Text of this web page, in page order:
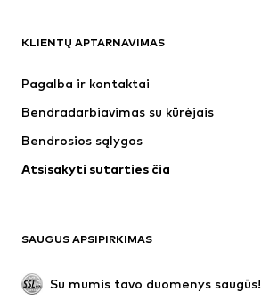
Striukės
Maudymosi drabužiai
Proginiai
BATAI
Naujienos
KLIENTŲ APTARNAVIMAS
Pagalba ir kontaktai
Bendradarbiavimas su kūrėjais
Bendrosios sąlygos
Atsisakyti sutarties čia
SAUGUS APSIPIRKIMAS
Su mumis tavo duomenys saugūs!